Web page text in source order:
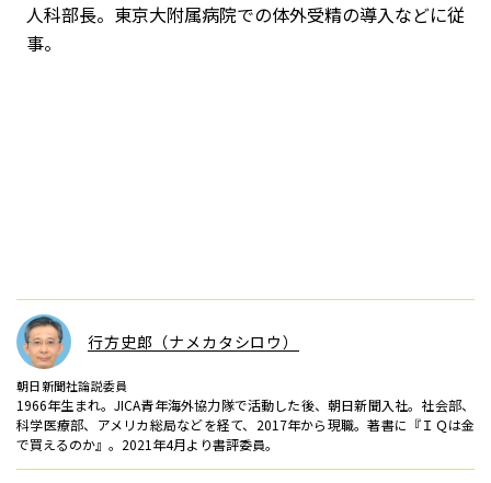
人科部長。東京大附属病院での体外受精の導入などに従
事。
行方史郎（ナメカタシロウ）
朝日新聞社論説委員
1966年生まれ。JICA青年海外協力隊で活動した後、朝日新聞入社。社会部、
科学医療部、アメリカ総局などを経て、2017年から現職。著書に『ＩＱは金
で買えるのか』。2021年4月より書評委員。